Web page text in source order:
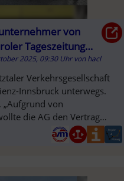
von
Tageszeitung
2025, 09:30 Uhr vonhacl
Verkehrsgesellschaft
Innsbruck unterwegs.
von
die AG den Vertrag